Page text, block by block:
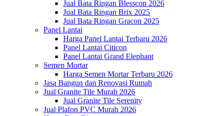
Jual Bata Ringan Blesscon 2026
Jual Bata Ringan Brix 2025
Jual Bata Ringan Gracon 2025
Panel Lantai
Harga Panel Lantai Terbaru 2026
Panel Lantai Citicon
Panel Lantai Grand Elephant
Semen Mortar
Harga Semen Mortar Terbaru 2026
Jasa Bangun dan Renovasi Rumah
Jual Granite Tile Murah 2026
Jual Granite Tile Serenity
Jual Plafon PVC Murah 2026